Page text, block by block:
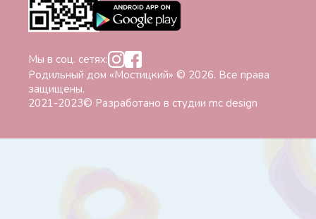
Мы в соц. сетях:
Родильный дом «Мостицкий» © 2026. Все права
защищены.
2021-2023© Разработано в студии mc design